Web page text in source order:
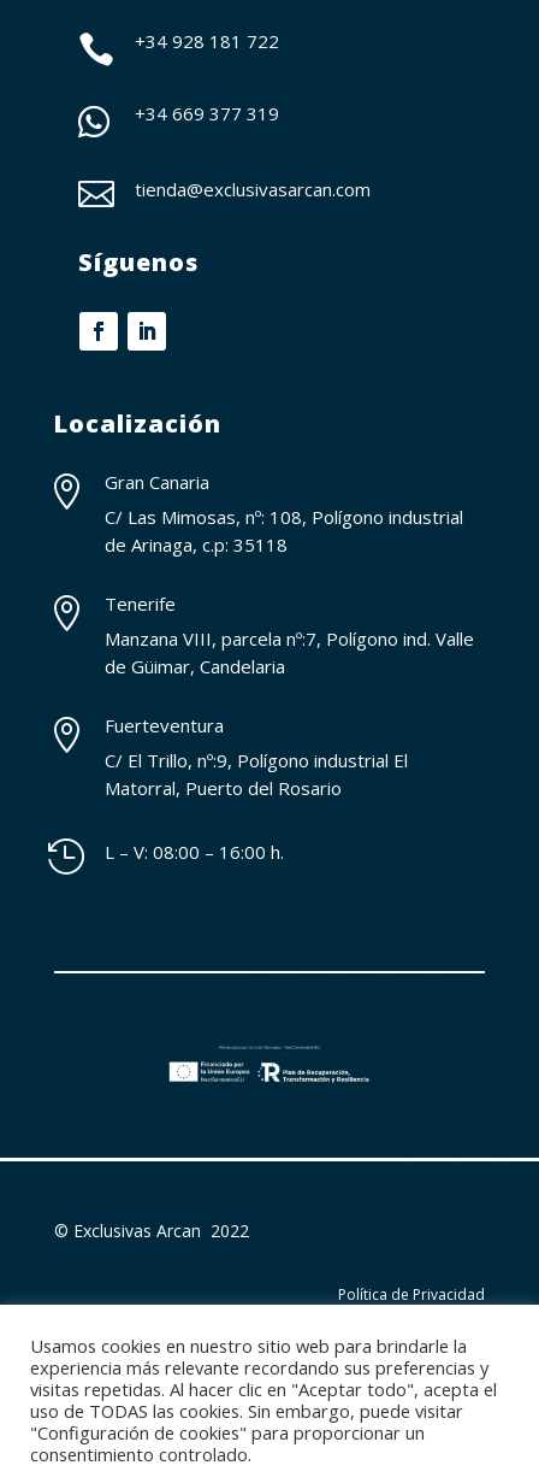
 +34 928 181 722
 +34 669 377 319
 tienda@exclusivasarcan.com
Síguenos
Localización

Gran Canaria
C/ Las Mimosas, nº: 108, Polígono industrial
de Arinaga, c.p: 35118

Tenerife
Manzana VIII, parcela nº:7, Polígono ind. Valle
de Güimar, Candelaria

Fuerteventura
C/ El Trillo, nº:9, Polígono industrial El
Matorral, Puerto del Rosario
 L – V: 08:00 – 16:00 h.
© Exclusivas Arcan 2022
Política de Privacidad
Política de Cookies
Aviso Legal
Usamos cookies en nuestro sitio web para brindarle la
experiencia más relevante recordando sus preferencias y
visitas repetidas. Al hacer clic en "Aceptar todo", acepta el
uso de TODAS las cookies. Sin embargo, puede visitar
"Configuración de cookies" para proporcionar un
consentimiento controlado.